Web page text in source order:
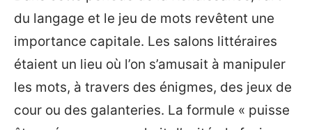
du langage et le jeu de mots revêtent une
importance capitale. Les salons littéraires
étaient un lieu où l’on s’amusait à manipuler
les mots, à travers des énigmes, des jeux de
cour ou des galanteries. La formule « puisse